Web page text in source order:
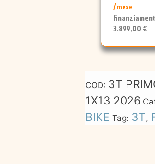
/mese
3.899,00 €
COD: 3T
1X13 2026
BIKE Tag: 3T,